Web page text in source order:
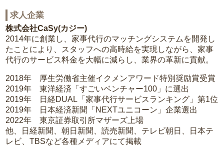
求人企業
株式会社CaSy(カジー)
2014年に創業し、家事代行のマッチングシステムを開発し
たことにより、スタッフへの高時給を実現しながら、家事
代行のサービス料金を大幅に減らし、業界の革新に貢献。
2018年 厚生労働省主催イクメンアワード特別奨励賞受賞
2019年 東洋経済「すごいベンチャー100」に選出
2019年 日経DUAL「家事代行サービスランキング」第1位
2019年 日本経済新聞「NEXTユニコーン」企業選出
2022年 東京証券取引所マザーズ上場
他、日経新聞、朝日新聞、読売新聞、テレビ朝日、日本テ
レビ、TBSなど各種メディアにて掲載